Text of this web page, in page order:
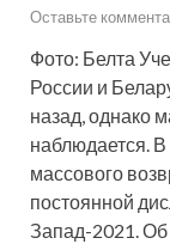
Оставьте
Фото: Белта
России и
назад, однако
наблюдается.
массового
постоянной
Запад-2021. Об